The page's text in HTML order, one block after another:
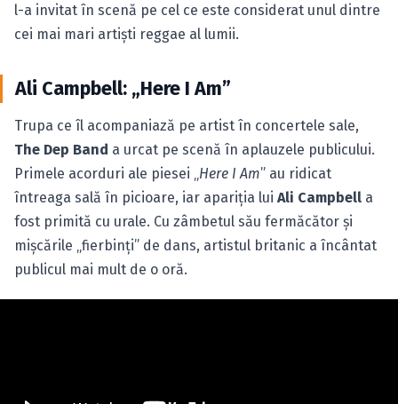
l-a invitat în scenă pe cel ce este considerat unul dintre
cei mai mari artişti reggae al lumii.
Ali Campbell: „Here I Am”
Trupa ce îl acompaniază pe artist în concertele sale,
The Dep Band a urcat pe scenă în aplauzele publicului.
Primele acorduri ale piesei „ Here I Am” au ridicat
întreaga sală în picioare, iar apariţia lui Ali Campbell a
fost primită cu urale. Cu zâmbetul său fermăcător şi
mişcările „fierbinţi” de dans, artistul britanic a încântat
publicul mai mult de o oră.